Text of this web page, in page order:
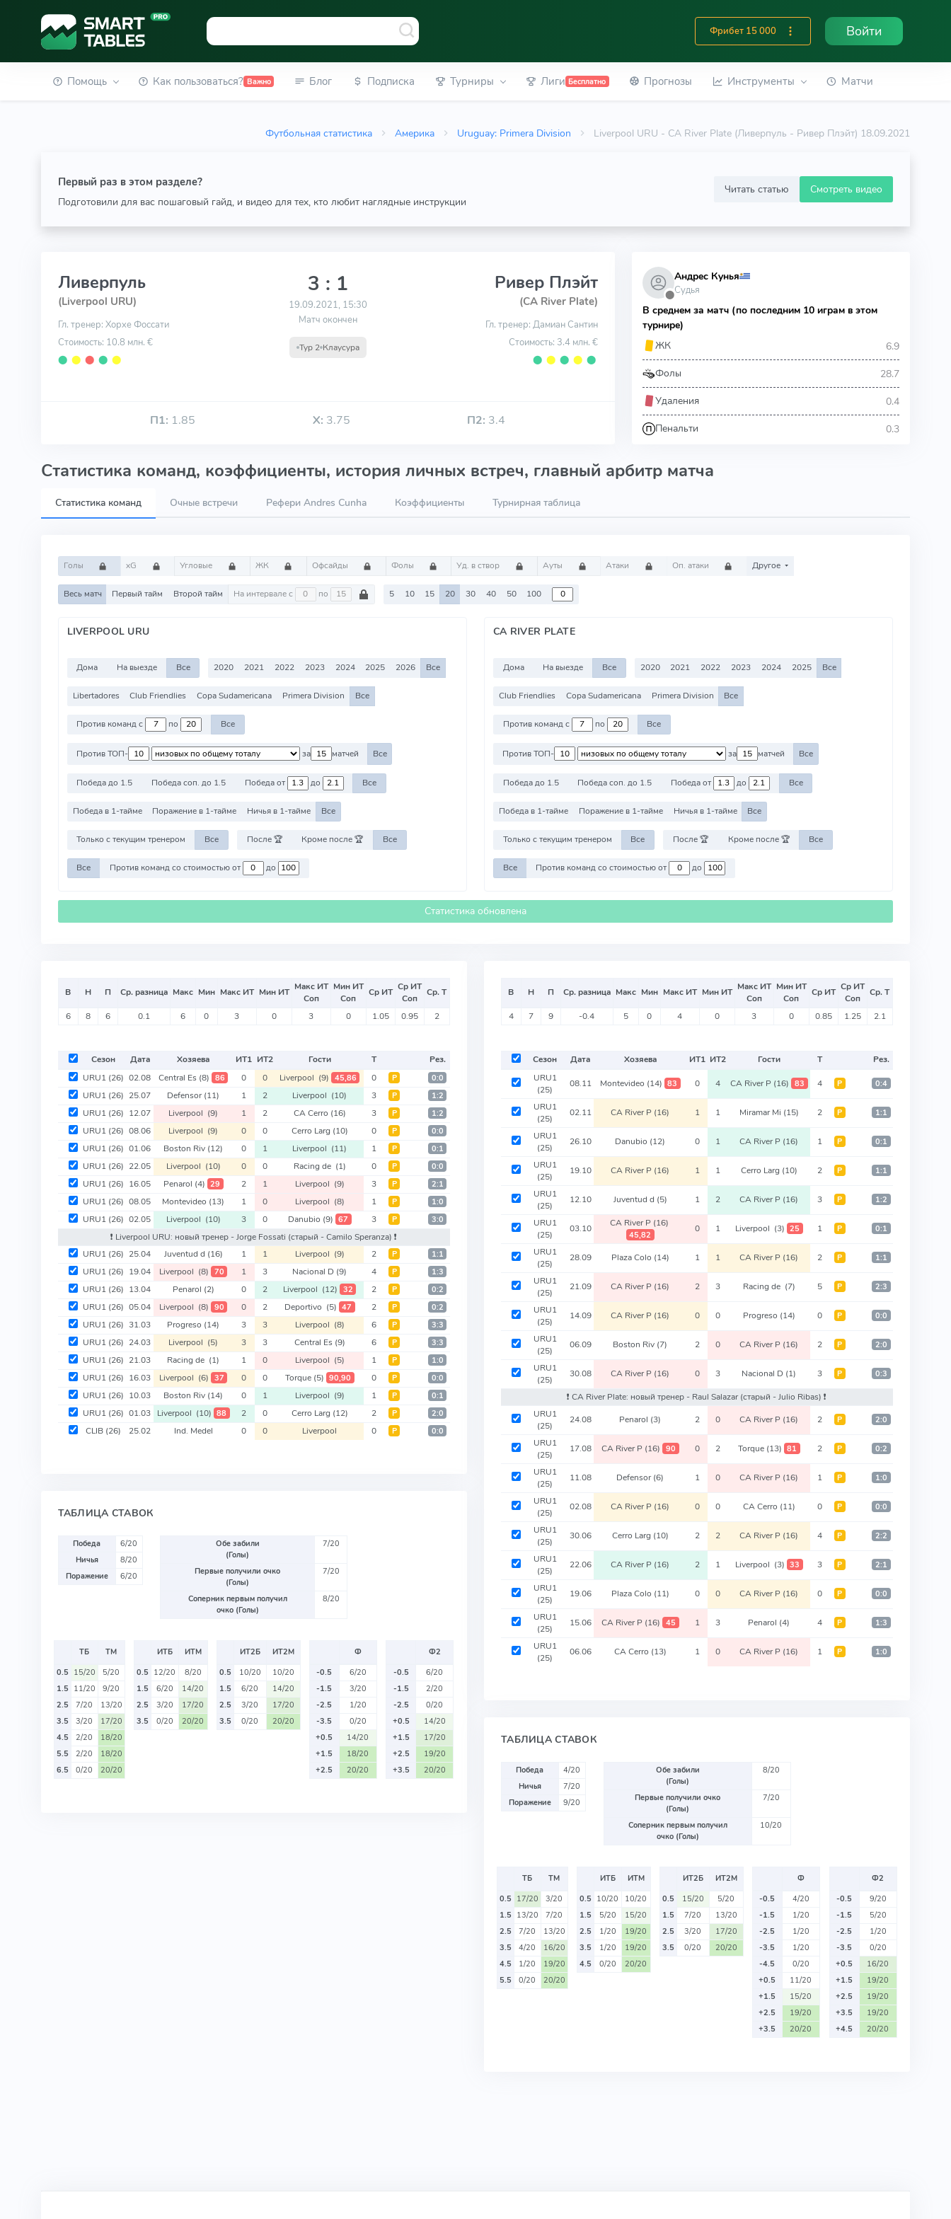
Фрибет 15 000 Войти
Помощь Как пользоваться? Важно Блог Подписка Турниры Лиги Бесплатно Прогнозы Инструменты Матчи
Футбольная статистика Америка Uruguay: Primera Division Liverpool URU - CA River Plate (Ливерпуль - Ривер Плэйт) 18.09.2021
Первый раз в этом разделе?
Подготовили для вас пошаговый гайд, и видео для тех, кто любит наглядные инструкции
Читать статью Смотреть видео
Ливерпуль
(Liverpool URU)
Гл. тренер: Хорхе Фоссати
Стоимость: 10.8 млн. €
⬤ ⬤ ⬤ ⬤ ⬤
3 : 1
19.09.2021, 15:30
Матч окончен
Тур 2 Клаусура
Ривер Плэйт
(CA River Plate)
Гл. тренер: Дамиан Сантин
Стоимость: 3.4 млн. €
⬤ ⬤ ⬤ ⬤ ⬤
П1: 1.85 Х: 3.75 П2: 3.4
⬤
Андрес Кунья
Судья
В среднем за матч (по последним 10 играм в этом
турнире)
ЖК
6.9
Фолы 28.7
Удаления 0.4
Пенальти 0.3
Статистика команд, коэффициенты, история личных встреч, главный арбитр матча
Статистика команд Очные встречи Рефери Andres Cunha Коэффициенты Турнирная таблица
Голы xG Угловые ЖК Офсайды Фолы Уд. в створ Ауты Атаки Оп. атаки Другое
Весь матч Первый тайм Второй тайм На интервале с по 5 10 15 20 30 40 50 100
LIVERPOOL URU
Дома На выезде Все 2020 2021 2022 2023 2024 2025 2026 Все
Libertadores Club Friendlies Copa Sudamericana Primera Division Все
Против команд с по Все
Против ТОП- за матчей Все
Победа до 1.5 Победа соп. до 1.5 Победа от до Все
Победа в 1-тайме Поражение в 1-тайме Ничья в 1-тайме Все
Только с текущим тренером Все После 🏆 Кроме после 🏆 Все
Все Против команд со стоимостью от до
CA RIVER PLATE
Дома На выезде Все 2020 2021 2022 2023 2024 2025 Все
Club Friendlies Copa Sudamericana Primera Division Все
Против команд с по Все
Против ТОП- за матчей Все
Победа до 1.5 Победа соп. до 1.5 Победа от до Все
Победа в 1-тайме Поражение в 1-тайме Ничья в 1-тайме Все
Только с текущим тренером Все После 🏆 Кроме после 🏆 Все
Все Против команд со стоимостью от до
Статистика обновлена
В Н П Ср. разница Макс Мин Макс ИТ Мин ИТ Макс ИТ
Соп
Мин ИТ
Соп
Ср ИТ Ср ИТ
Соп
Ср. Т
6 8 6 0.1 6 0 3 0 3 0 1.05 0.95 2
Сезон Дата Хозяева ИТ1 ИТ2 Гости Т
Рез.
URU1 (26) 02.08 Central Es (8) 86 0 0 Liverpool (9) 45,86 0 Р 0:0
URU1 (26) 25.07 Defensor(11) 1 2 Liverpool (10) 3 Р 1:2
URU1 (26) 12.07 Liverpool (9) 1 2 CA Cerro (16) 3 Р 1:2
URU1 (26) 08.06 Liverpool (9) 0 0 Cerro Larg (10) 0 Р 0:0
URU1 (26) 01.06 Boston Riv (12) 0 1 Liverpool (11) 1 Р 0:1
URU1 (26) 22.05 Liverpool (10) 0 0 Racing de (1) 0 Р 0:0
URU1 (26) 16.05 Penarol (4) 29 2 1 Liverpool (9) 3 Р 2:1
URU1 (26) 08.05 Montevideo (13) 1 0 Liverpool (8) 1 Р 1:0
URU1 (26) 02.05 Liverpool (10) 3 0 Danubio (9) 67 3 Р 3:0
❗️ Liverpool URU: новый тренер - Jorge Fossati (старый - Camilo Speranza) ❗️
URU1 (26) 25.04 Juventud d (16) 1 1 Liverpool (9) 2 Р 1:1
URU1 (26) 19.04 Liverpool (8) 70 1 3 Nacional D (9) 4 Р 1:3
URU1 (26) 13.04 Penarol (2) 0 2 Liverpool (12) 32 2 Р 0:2
URU1 (26) 05.04 Liverpool (8) 90 0 2 Deportivo (5) 47 2 Р 0:2
URU1 (26) 31.03 Progreso (14) 3 3 Liverpool (8) 6 Р 3:3
URU1 (26) 24.03 Liverpool (5) 3 3 Central Es (9) 6 Р 3:3
URU1 (26) 21.03 Racing de (1) 1 0 Liverpool (5) 1 Р 1:0
URU1 (26) 16.03 Liverpool (6) 37 0 0 Torque (5) 90,90 0 Р 0:0
URU1 (26) 10.03 Boston Riv (14) 0 1 Liverpool (9) 1 Р 0:1
URU1 (26) 01.03 Liverpool (10) 88 2 0 Cerro Larg (12) 2 Р 2:0
CLIB (26) 25.02 Ind. Medel 0 0 Liverpool 0 Р 0:0
ТАБЛИЦА СТАВОК
Победа
6/20
Ничья
8/20
Поражение
6/20
Обе забили
(Голы)
7/20
Первые получили очко
(Голы)
7/20
Соперник первым получил
очко (Голы)
8/20
ТБ
ТМ
0.5 15/20
5/20
1.5 11/20
9/20
2.5
7/20
13/20
3.5
3/20
17/20
4.5
2/20
18/20
5.5
2/20
18/20
6.5
0/20 20/20
ИТБ
ИТМ
0.5 12/20
8/20
1.5
6/20
14/20
2.5
3/20
17/20
3.5
0/20 20/20
ИТ2Б
ИТ2М
0.5
10/20
10/20
1.5
6/20
14/20
2.5
3/20
17/20
3.5
0/20 20/20
Ф
-0.5
6/20
-1.5
3/20
-2.5
1/20
-3.5
0/20
+0.5
14/20
+1.5
18/20
+2.5
20/20
Ф2
-0.5
6/20
-1.5
2/20
-2.5
0/20
+0.5
14/20
+1.5
17/20
+2.5
19/20
+3.5
20/20
В Н П Ср. разница Макс Мин Макс ИТ Мин ИТ Макс ИТ
Соп
Мин ИТ
Соп
Ср ИТ Ср ИТ
Соп
Ср. Т
4 7 9 -0.4 5 0 4 0 3 0 0.85 1.25 2.1
Сезон Дата Хозяева ИТ1 ИТ2 Гости Т
Рез.
URU1
(25)
08.11 Montevideo (14) 83 0 4 CA River P (16) 83 4 Р 0:4
URU1
(25)
02.11 CA River P (16) 1 1 Miramar Mi (15) 2 Р 1:1
URU1
(25)
26.10 Danubio (12) 0 1 CA River P (16) 1 Р 0:1
URU1
(25)
19.10 CA River P (16) 1 1 Cerro Larg (10) 2 Р 1:1
URU1
(25)
12.10 Juventud d (5) 1 2 CA River P (16) 3 Р 1:2
URU1
(25)
03.10 CA River P (16)
45,82
0 1 Liverpool (3) 25 1 Р 0:1
URU1
(25)
28.09 Plaza Colo (14) 1 1 CA River P (16) 2 Р 1:1
URU1
(25)
21.09 CA River P (16) 2 3 Racing de (7) 5 Р 2:3
URU1
(25)
14.09 CA River P (16) 0 0 Progreso (14) 0 Р 0:0
URU1
(25)
06.09 Boston Riv (7) 2 0 CA River P (16) 2 Р 2:0
URU1
(25)
30.08 CA River P (16) 0 3 Nacional D (1) 3 Р 0:3
❗️ CA River Plate: новый тренер - Raul Salazar(старый - Julio Ribas) ❗️
URU1
(25)
24.08 Penarol (3) 2 0 CA River P (16) 2 Р 2:0
URU1
(25)
17.08 CA River P (16) 90 0 2 Torque (13) 81 2 Р 0:2
URU1
(25)
11.08 Defensor(6) 1 0 CA River P (16) 1 Р 1:0
URU1
(25)
02.08 CA River P (16) 0 0 CA Cerro (11) 0 Р 0:0
URU1
(25)
30.06 Cerro Larg (10) 2 2 CA River P (16) 4 Р 2:2
URU1
(25)
22.06 CA River P (16) 2 1 Liverpool (3) 33 3 Р 2:1
URU1
(25)
19.06 Plaza Colo (11) 0 0 CA River P (16) 0 Р 0:0
URU1
(25)
15.06 CA River P (16) 45 1 3 Penarol (4) 4 Р 1:3
URU1
(25)
06.06 CA Cerro (13) 1 0 CA River P (16) 1 Р 1:0
ТАБЛИЦА СТАВОК
Победа
4/20
Ничья
7/20
Поражение
9/20
Обе забили
(Голы)
8/20
Первые получили очко
(Голы)
7/20
Соперник первым получил
очко (Голы)
10/20
ТБ
ТМ
0.5 17/20
3/20
1.5 13/20
7/20
2.5
7/20
13/20
3.5
4/20
16/20
4.5
1/20
19/20
5.5
0/20 20/20
ИТБ
ИТМ
0.5 10/20
10/20
1.5
5/20
15/20
2.5
1/20
19/20
3.5
1/20
19/20
4.5
0/20 20/20
ИТ2Б
ИТ2М
0.5
15/20
5/20
1.5
7/20
13/20
2.5
3/20
17/20
3.5
0/20 20/20
Ф
-0.5
4/20
-1.5
1/20
-2.5
1/20
-3.5
1/20
-4.5
0/20
+0.5
11/20
+1.5
15/20
+2.5
19/20
+3.5
20/20
Ф2
-0.5
9/20
-1.5
5/20
-2.5
1/20
-3.5
0/20
+0.5
16/20
+1.5
19/20
+2.5
19/20
+3.5
19/20
+4.5
20/20